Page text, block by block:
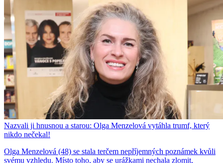
Nazvali ji hnusnou a starou: Olga Menzelová vytáhla trumf, který
nikdo nečekal!
Olga Menzelová (48) se stala terčem nepříjemných poznámek kvůli
svému vzhledu. Místo toho, aby se urážkami nechala zlomit,